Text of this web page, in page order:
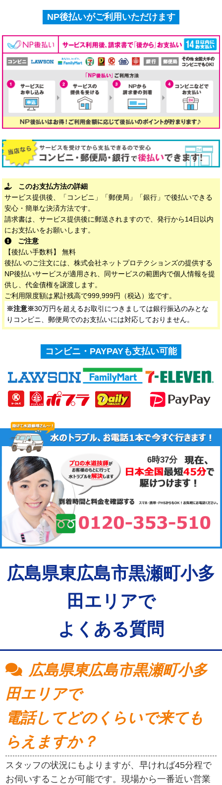
NP後払いがご利用いただけます
このお支払方法の詳細
サービス提供後、「コンビニ」「郵便局」「銀行」で後払いできる
安心・簡単な決済方法です。
請求書は、サービス提供後に郵送されますので、発行から14日以内
にお支払いをお願いします。
ご注意
【後払い手数料】 無料
後払いのご注文には、株式会社ネットプロテクションズの提供する
NP後払いサービスが適用され、同サービスの範囲内で個人情報を提
供し、代金債権を譲渡します。
ご利用限度額は累計残高で999,999円（税込）迄です。
※注意※30万円を超えるお取引につきましては銀行振込のみとな
りコンビニ、郵便局でのお支払いには対応しておりません。
コンビニ・PAYPAYも支払い可能
6時37分
広島県東広島市黒瀬町小多
田エリアで
よくある質問
広島県東広島市黒瀬町小多
田エリアで
電話してどのくらいで来ても
らえますか？
スタッフの状況にもよりますが、早ければ45分程で
お伺いすることが可能です。現場から一番近い営業